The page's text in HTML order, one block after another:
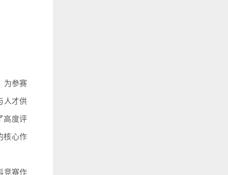
为参赛
人才供
高度评
核心作
竞赛作